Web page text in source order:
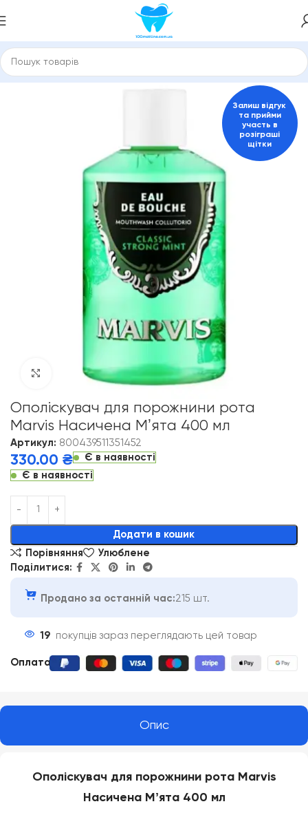
порожнини рота Ополіскувачі для ротової порожнини
Click to enlarge
Залиш відгук
та прийми
участь в
розіграші
щітки
Ополіскувач для порожнини рота
Marvis Насичена Мʼята 400 мл
Артикул: 800439511351452
330.00 ₴
Є в наявності
Є в наявності
Додати в кошик
Alternative:
Порівняння
Улюблене
Поділитися:
Продано за останній час:215 шт.
19 покупців зараз переглядають цей товар
Оплата
Опис
Ополіскувач для порожнини рота Marvis
Насичена Мʼята 400 мл